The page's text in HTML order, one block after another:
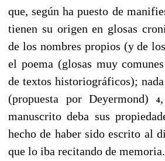
que, según ha puesto de
tienen su origen en glosas
de los nombres propios (y de
el poema (glosas muy
de textos historiográficos);
(propuesta por Deyermond)4
manuscrito deba sus
hecho de haber sido escrito al
que lo iba recitando de memoria.